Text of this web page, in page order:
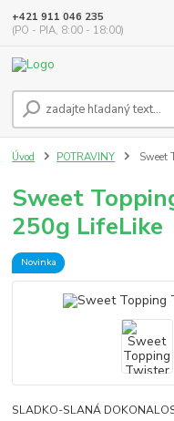
+421 911 046 235
(PO - PIA, 8:00 - 18:00)
Úvod POTRAVINY Sweet
Sweet
250g LifeLike
Novinka
SLADKO-SLANÁ